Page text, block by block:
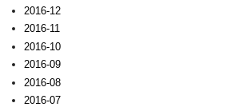
2016-12
2016-11
2016-10
2016-09
2016-08
2016-07